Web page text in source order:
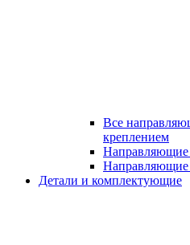
Все
креплением
Направляющие
Детали и комплектующие